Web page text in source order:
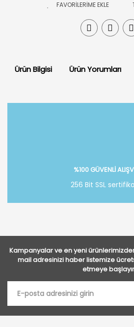
Ürün Bilgisi Ürün Yorumları
%100 GÜVENLİ
256 Bit SSL
Kampanyalar ve en yeni
mail adresinizi haber listemize
etmeye